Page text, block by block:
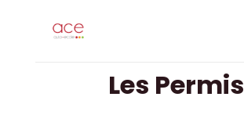
Les Permis